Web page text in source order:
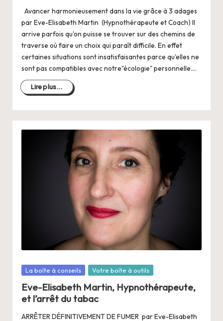
Avancer harmonieusement dans la vie grâce à 3 adages
par Eve-Elisabeth Martin (Hypnothérapeute et Coach) Il
arrive parfois qu'on puisse se trouver sur des chemins de
traverse où faire un choix qui paraît difficile. En effet
certaines situations sont insatisfaisantes parce qu'elles ne
sont pas compatibles avec notre"écologie" personnelle.…
Lire plus...
Posté
La boîte à conseils Votre boîte à outils
Eve-Elisabeth Martin, Hypnothérapeute,
et l’arrêt du tabac
ARRÊTER DÉFINITIVEMENT DE FUMER par Eve-Elisabeth